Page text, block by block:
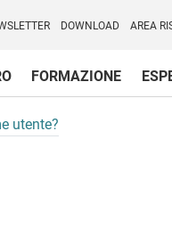
DOWNLOAD AREA
FORMAZIONE
utente?